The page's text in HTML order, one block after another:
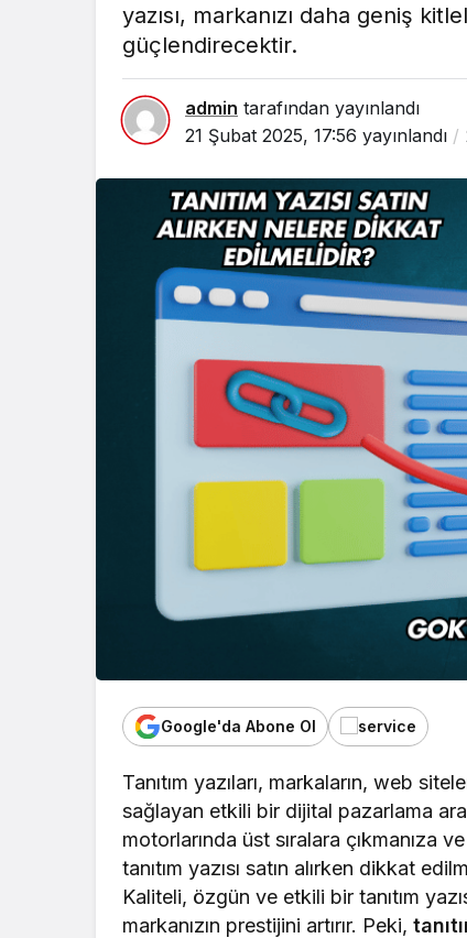
yazısı, markanızı daha geniş
güçlendirecektir.
admin tarafından yayınlandı
21 Şubat 2025, 17:56 yayınlandı
Google'da Abone Ol
Tanıtım yazıları, markaların, web
sağlayan etkili bir dijital pazarlama
motorlarında üst sıralara çıkmanıza
tanıtım yazısı satın alırken dikkat
Kaliteli, özgün ve etkili bir tanıtım
markanızın prestijini artırır. Peki,